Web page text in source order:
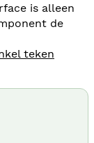
is alleen
de
teken